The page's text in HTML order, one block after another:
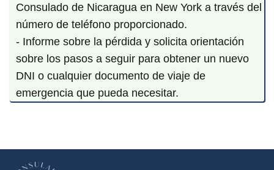
Consulado de Nicaragua en New York a través del
número de teléfono proporcionado.
- Informe sobre la pérdida y solicita orientación
sobre los pasos a seguir para obtener un nuevo
DNI o cualquier documento de viaje de
emergencia que pueda necesitar.